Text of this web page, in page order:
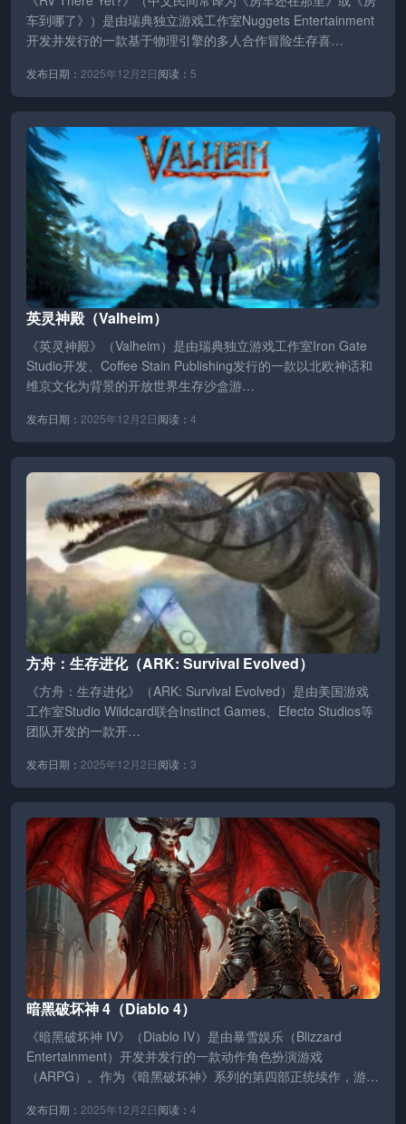
车到哪了》）是由瑞典独立游戏工作室Nuggets Entertainment
开发并发行的一款基于物理引擎的多人合作冒险生存喜…
发布日期： 2025年12月2日阅读： 5
英灵神殿（Valheim）
《英灵神殿》（Valheim）是由瑞典独立游戏工作室Iron Gate
Studio开发、Coffee Stain Publishing发行的一款以北欧神话和
维京文化为背景的开放世界生存沙盒游…
发布日期： 2025年12月2日阅读： 4
方舟：生存进化（ARK: Survival Evolved）
《方舟：生存进化》（ARK: Survival Evolved）是由美国游戏
工作室Studio Wildcard联合Instinct Games、Efecto Studios等
团队开发的一款开…
发布日期： 2025年12月2日阅读： 3
暗黑破坏神 4（Diablo 4）
《暗黑破坏神 IV》（Diablo IV）是由暴雪娱乐（Blizzard
Entertainment）开发并发行的一款动作角色扮演游戏
（ARPG）。作为《暗黑破坏神》系列的第四部正统续作，游
发布日期： 2025年12月2日阅读： 4